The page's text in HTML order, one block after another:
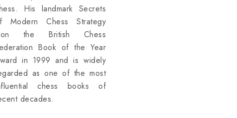
His landmark Secrets
Modern Chess Strategy
the British Chess
Book of the Year
in 1999 and is widely
as one of the most
chess books of
decades.